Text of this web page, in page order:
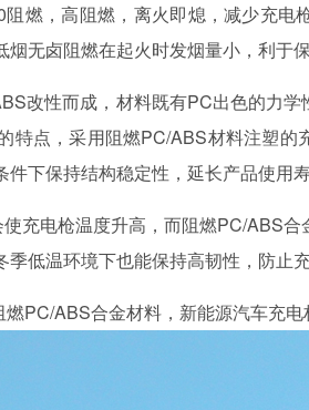
燃，高阻燃，离火即熄，减少充电
无卤阻燃在起火时发烟量小，利于
改性而成，材料既有PC出色的力
特点，采用阻燃PC/ABS材料注塑的
下保持结构稳定性，延长产品使用寿
充电枪温度升高，而阻燃PC/ABS合
低温环境下也能保持高韧性，防止充
燃PC/ABS合金材料，新能源汽车充电